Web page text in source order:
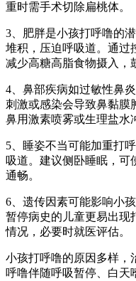
重时需手术切除扁桃体。
3、肥胖是小孩打呼噜的
堆积，压迫呼吸道。通过
减少高糖高脂食物摄入，
4、鼻部疾病如过敏性鼻
刺激或感染会导致鼻黏膜
鼻用激素喷雾或生理盐水
5、睡姿不当可能加重打
吸道。建议侧卧睡眠，可
通畅。
6、遗传因素可能影响小
暂停病史的儿童更易出现
情况，必要时就医评估。
小孩打呼噜的原因多样，
呼噜伴随呼吸暂停、白天